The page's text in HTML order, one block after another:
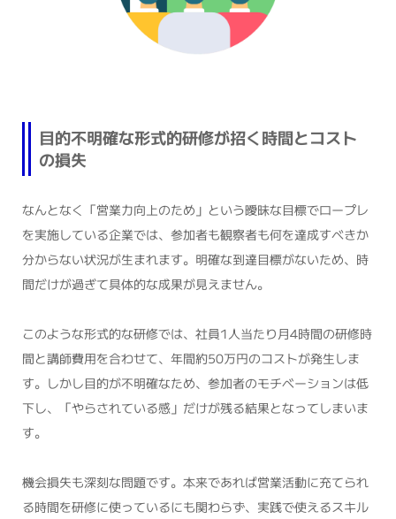
目的不明確な形式的研修が招く時間とコスト
の損失
なんとなく「営業力向上のため」という曖昧な目標でロープレ
を実施している企業では、参加者も観察者も何を達成すべきか
分からない状況が生まれます。明確な到達目標がないため、時
間だけが過ぎて具体的な成果が見えません。
このような形式的な研修では、社員1人当たり月4時間の研修時
間と講師費用を合わせて、年間約50万円のコストが発生しま
す。しかし目的が不明確なため、参加者のモチベーションは低
下し、「やらされている感」だけが残る結果となってしまいま
す。
機会損失も深刻な問題です。本来であれば営業活動に充てられ
る時間を研修に使っているにも関わらず、実践で使えるスキル